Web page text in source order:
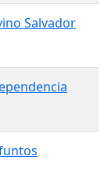
Salvador